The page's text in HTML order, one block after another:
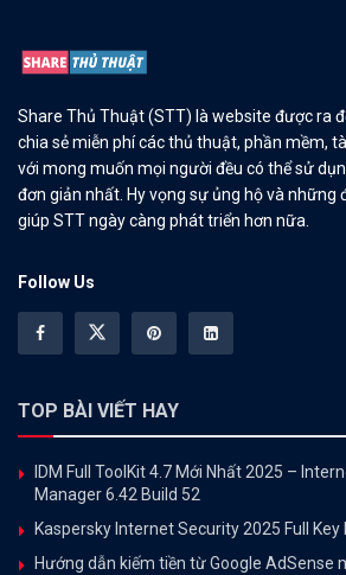
Share Thủ Thuật (STT) là website được ra
chia sẻ miễn phí các thủ thuật, phần mềm,
với mong muốn mọi người đều có thể sử
đơn giản nhất. Hy vọng sự ủng hộ và những
giúp STT ngày càng phát triển hơn nữa.
Follow Us
TOP BÀI VIẾT HAY
IDM Full ToolKit 4.7 Mới Nhất 2025 –
Manager 6.42 Build 52
Kaspersky Internet Security 2025 Full
Hướng dẫn kiếm tiền từ Google AdSense